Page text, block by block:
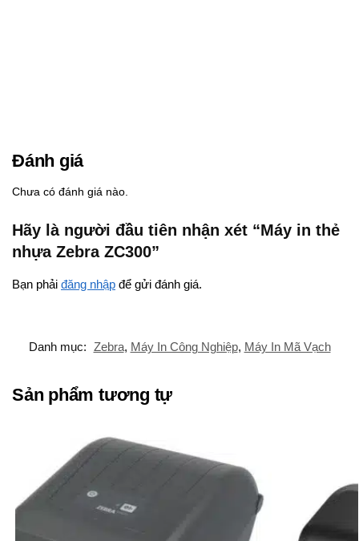
Đánh giá
Chưa có đánh giá nào.
Hãy là người đầu tiên nhận xét “Máy in thẻ
nhựa Zebra ZC300”
Bạn phải đăng nhập để gửi đánh giá.
Danh mục: Zebra, Máy In Công Nghiệp, Máy In Mã Vạch
Sản phẩm tương tự